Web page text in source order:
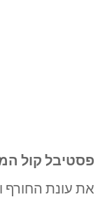
פסטיבל קול
את עונת החורף